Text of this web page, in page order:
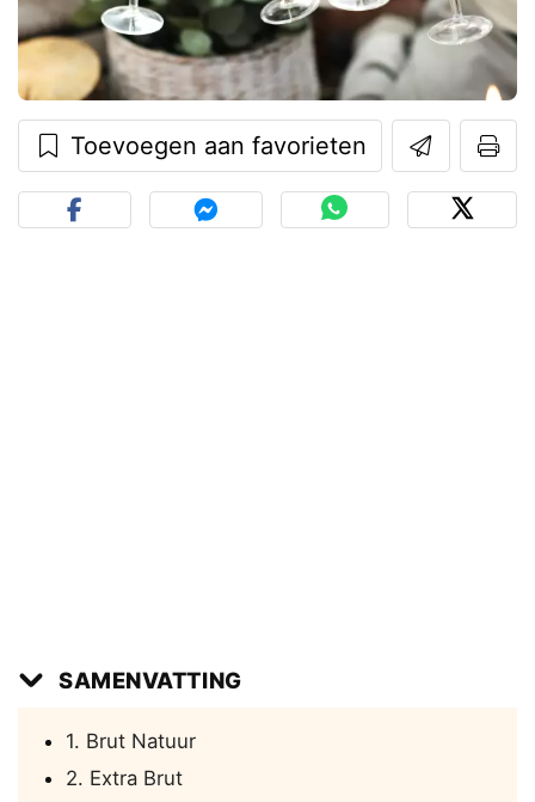
Toevoegen aan favorieten
SAMENVATTING
1. Brut Natuur
2. Extra Brut